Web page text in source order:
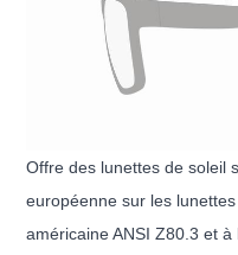
Offre des lunettes de soleil
européenne sur les
américaine ANSI Z80.3 et